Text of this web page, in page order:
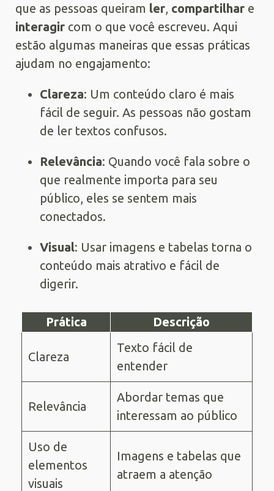
que as pessoas queiram ler, compartilhar e
interagir com o que você escreveu. Aqui
estão algumas maneiras que essas práticas
ajudam no engajamento:
Clareza: Um conteúdo claro é mais
fácil de seguir. As pessoas não gostam
de ler textos confusos.
Relevância: Quando você fala sobre o
que realmente importa para seu
público, eles se sentem mais
conectados.
Visual: Usar imagens e tabelas torna o
conteúdo mais atrativo e fácil de
digerir.
Prática Descrição
Clareza
Texto fácil de
entender
Relevância
Abordar temas que
interessam ao público
Uso de
elementos
visuais
Imagens e tabelas que
atraem a atenção